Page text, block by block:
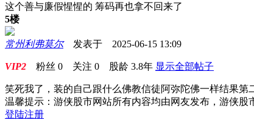
这个善与廉假惺惺的 筹码再也拿不回来了
5楼
常州利弗莫尔发表于 2025-06-15 13:09
VIP2 粉丝 0 关注 0 股龄 3.8年 显示全部帖子
笑死我了，装的自己跟什么佛教信徒阿弥陀佛一样结果第
温馨提示：游侠股市网站所有内容均由网友发布，游侠
登陆注册